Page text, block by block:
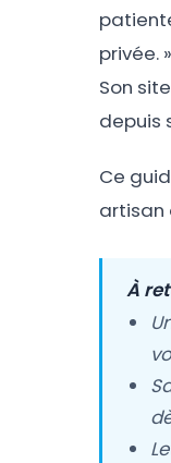
privée.
Son
depuis
Ce
artisan
À